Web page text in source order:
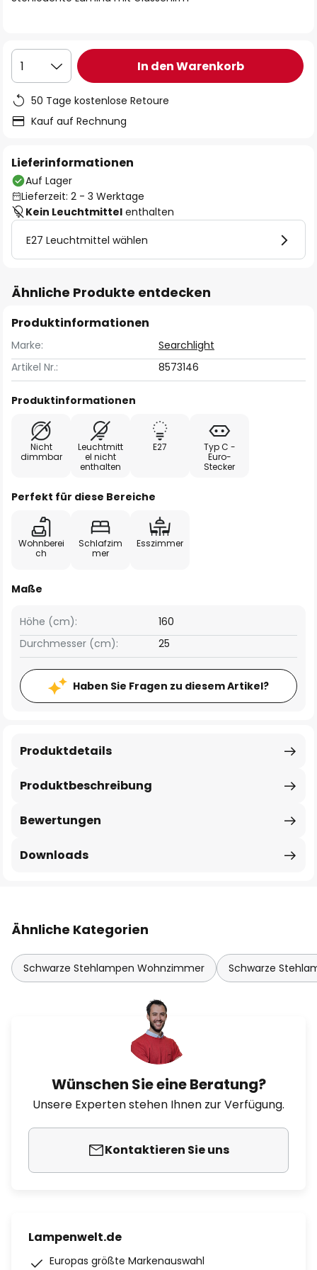
1 In den Warenkorb
50 Tage kostenlose Retoure
Kauf auf Rechnung
Lieferinformationen
Auf Lager
Lieferzeit: 2 - 3 Werktage
Kein Leuchtmittel enthalten
E27 Leuchtmittel wählen
Ähnliche Produkte entdecken
Produktinformationen
Marke:
Searchlight
Artikel Nr.:
8573146
Produktinformationen
Nicht
dimmbar
Leuchtmitt
el nicht
enthalten
E27
Typ C -
Euro-
Stecker
Perfekt für diese Bereiche
Wohnberei
ch
Schlafzim
mer
Esszimmer
Maße
Höhe (cm):
160
Durchmesser (cm):
25
Haben Sie Fragen zu diesem Artikel?
Produktbeschreibung
Produktdetails
Bewertungen
Downloads
Ähnliche Kategorien
Schwarze Stehlampen Wohnzimmer Schwarze
Wünschen Sie eine Beratung?
Unsere Experten stehen Ihnen zur Verfügung.
Kontaktieren Sie uns
Lampenwelt.de
Europas größte Markenauswahl